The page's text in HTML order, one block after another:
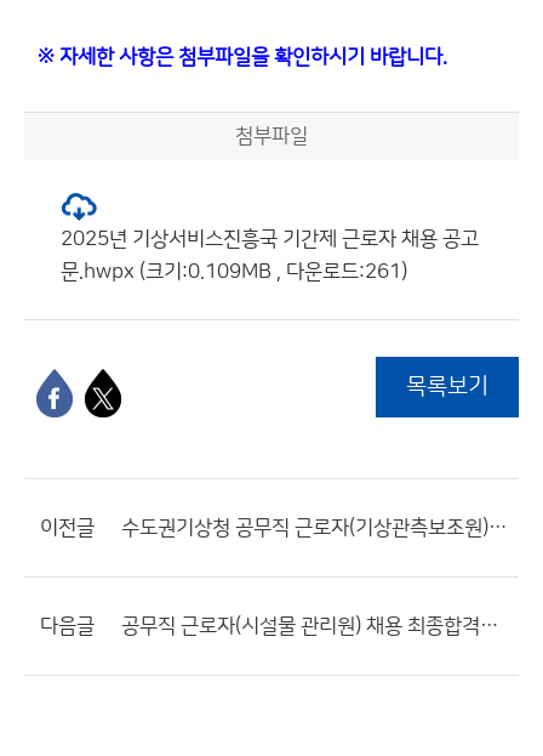
※ 자세한 사항은 첨부파일을 확인하시기 바랍니다.
첨부파일
2025년 기상서비스진흥국 기간제 근로자 채용 공고
문.hwpx (크기:0.109MB , 다운로드:261)
목록보기
이전글 수도권기상청 공무직 근로자(기상관측보조원) 채용 재공고
다음글 공무직 근로자(시설물 관리원) 채용 최종합격자 공고